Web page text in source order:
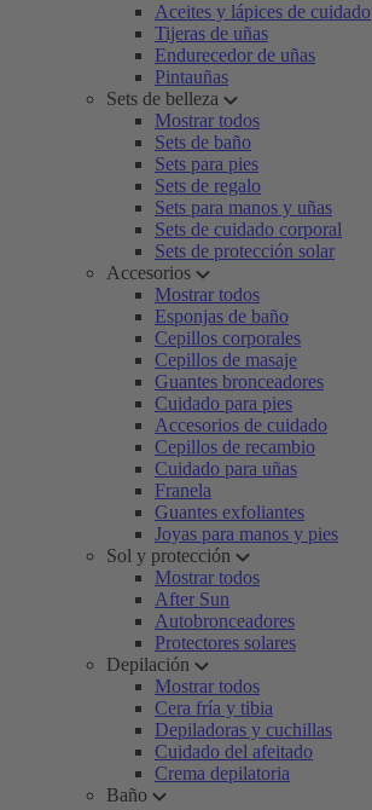
Aceites y lápices de cuidado
Tijeras de uñas
Endurecedor de uñas
Pintauñas
Sets de belleza
Mostrar todos
Sets de baño
Sets para pies
Sets de regalo
Sets para manos y uñas
Sets de cuidado corporal
Sets de protección solar
Accesorios
Mostrar todos
Esponjas de baño
Cepillos corporales
Cepillos de masaje
Guantes bronceadores
Cuidado para pies
Accesorios de cuidado
Cepillos de recambio
Cuidado para uñas
Franela
Guantes exfoliantes
Joyas para manos y pies
Sol y protección
Mostrar todos
After Sun
Autobronceadores
Protectores solares
Depilación
Mostrar todos
Cera fría y tibia
Depiladoras y cuchillas
Cuidado del afeitado
Crema depilatoria
Baño